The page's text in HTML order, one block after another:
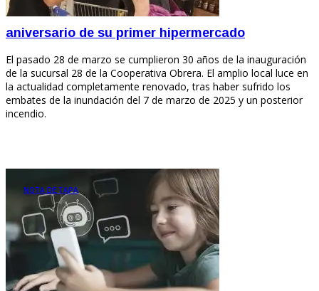
aniversario de su primer hipermercado
El pasado 28 de marzo se cumplieron 30 años de la inauguración
de la sucursal 28 de la Cooperativa Obrera. El amplio local luce en
la actualidad completamente renovado, tras haber sufrido los
embates de la inundación del 7 de marzo de 2025 y un posterior
incendio.
NOTA DE TAPA